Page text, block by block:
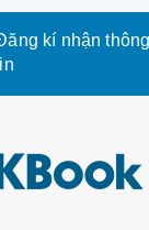
kí nhận thông